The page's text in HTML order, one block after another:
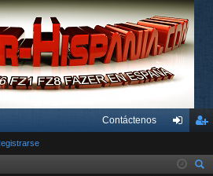
Contáctenos
nti ist